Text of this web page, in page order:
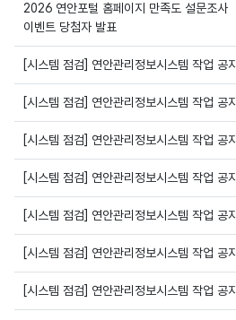
2026 연안포털 홈페이지 만족도 설문조사
이벤트 당첨자 발표
[시스템 점검] 연안관리정보시스템 작업 공지
[시스템 점검] 연안관리정보시스템 작업 공지
[시스템 점검] 연안관리정보시스템 작업 공지
[시스템 점검] 연안관리정보시스템 작업 공지
[시스템 점검] 연안관리정보시스템 작업 공지
[시스템 점검] 연안관리정보시스템 작업 공지
[시스템 점검] 연안관리정보시스템 작업 공지